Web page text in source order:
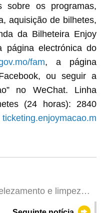
sobre os programas,
aquisição de bilhetes,
da Bilheteira Enjoy
página electrónica do
fam, a página
ou seguir a
no WeChat. Linha
(24 horas): 2840
ticketing.enjoymacao.m
e limpeza